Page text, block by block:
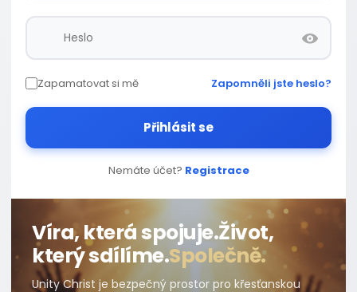
Zapamatovat si mě Zapomněli jste heslo?
Přihlásit se
Nemáte účet? Registrace
Víra, která spojuje.Život,
který sdílíme.Společně.
Unity Christ je bezpečný prostor pro křesťanskou